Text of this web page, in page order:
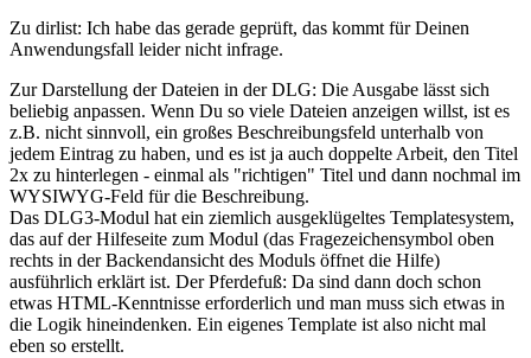
Zu dirlist: Ich habe das gerade geprüft, das kommt für Deinen
Anwendungsfall leider nicht infrage.
Zur Darstellung der Dateien in der DLG: Die Ausgabe lässt sich
beliebig anpassen. Wenn Du so viele Dateien anzeigen willst, ist es
z.B. nicht sinnvoll, ein großes Beschreibungsfeld unterhalb von
jedem Eintrag zu haben, und es ist ja auch doppelte Arbeit, den Titel
2x zu hinterlegen - einmal als "richtigen" Titel und dann nochmal im
WYSIWYG-Feld für die Beschreibung.
Das DLG3-Modul hat ein ziemlich ausgeklügeltes Templatesystem,
das auf der Hilfeseite zum Modul (das Fragezeichensymbol oben
rechts in der Backendansicht des Moduls öffnet die Hilfe)
ausführlich erklärt ist. Der Pferdefuß: Da sind dann doch schon
etwas HTML-Kenntnisse erforderlich und man muss sich etwas in
die Logik hineindenken. Ein eigenes Template ist also nicht mal
eben so erstellt.